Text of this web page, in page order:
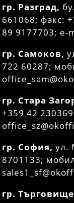
гр. Разград,
661068; факс:
89 9177703; e-
гр. Самоков,
722 60287;
гр. Стара
+359 42
гр. София,ул.
8701133;
гр.